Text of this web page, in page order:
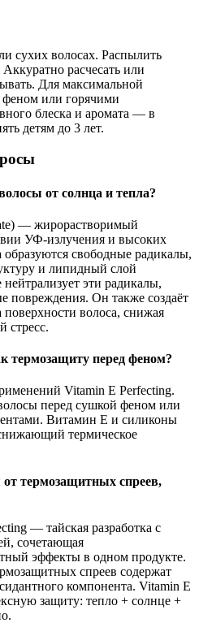
сухих волосах. Распылить
расчесать или
Для максимальной
феном или горячими
блеска и аромата — в
детям до 3 лет.
от солнца и тепла?
— жирорастворимый
УФ-излучения и высоких
образуются свободные радикалы,
и липидный слой
эти радикалы,
повреждения. Он также создаёт
волоса, снижая
стресс.
термозащиту перед феном?
Vitamin E Perfecting.
перед сушкой феном или
Витамин E и силиконы
термическое
от термозащитных спреев,
— тайская разработка с
сочетающая
эффекты в одном продукте.
спреев содержат
компонента. Vitamin E
защиту: тепло + солнце +